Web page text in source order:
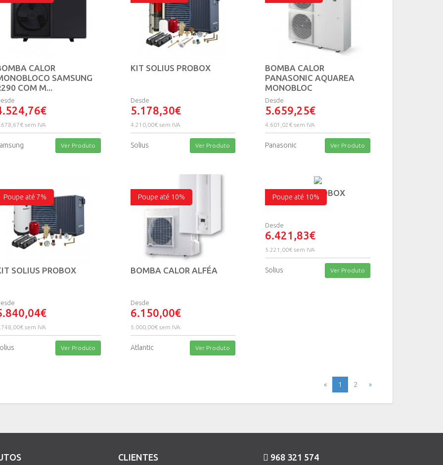
CALOR
SAMSUNG
COM M...
sem IVA
Ver Produto
KIT SOLIUS PROBOX
Desde
5.178,30€
4.210,00€ sem IVA
Solius Ver Produto
BOMBA CALOR
PANASONIC AQUAREA
MONOBLOC
Desde
5.659,25€
4.601,02€ sem IVA
Panasonic Ver Produto
Poupe até 7%
SOLIUS PROBOX
sem IVA
Ver Produto
Poupe até 10%
BOMBA CALOR ALFÉA
Desde
6.150,00€
5.000,00€ sem IVA
Atlantic Ver Produto
Poupe até 10%
KIT SOLIUS PROBOX
Desde
6.421,83€
5.221,00€ sem IVA
Solius Ver Produto
« 1 2 »
CLIENTES 968 321 574